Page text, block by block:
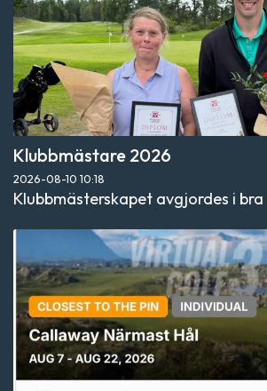
Klubbmästare 2026
2026-08-10 10:18
Klubbmästerskapet avgjordes i